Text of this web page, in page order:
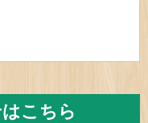
こちら